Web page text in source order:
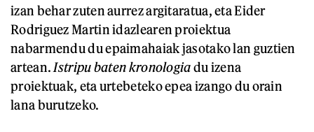
izan behar zuten aurrez argitaratua, eta Eider
Rodriguez Martin idazlearen proiektua
nabarmendu du epaimahaiak jasotako lan guztien
artean. Istripu baten kronologiadu izena
proiektuak, eta urtebeteko epea izango du orain
lana burutzeko.